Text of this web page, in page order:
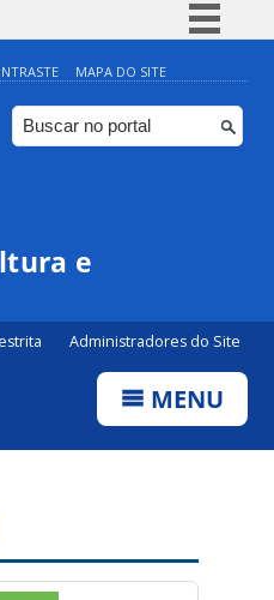
Simplifique!
Comunica BR
Participe
MAPA DO SITE
e
Administradores do Site
MENU